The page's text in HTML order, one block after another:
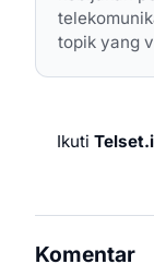
topik yang
Ikuti
Komentar